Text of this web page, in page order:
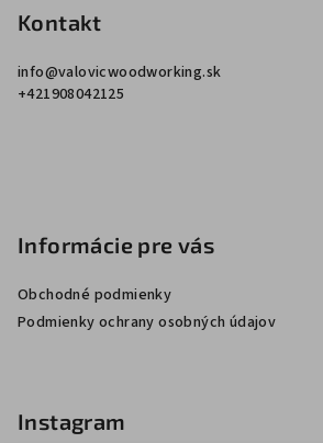
Kontakt
info@valovicwoodworking.sk
+421908042125
Informácie pre vás
Obchodné podmienky
Podmienky ochrany osobných údajov
Instagram